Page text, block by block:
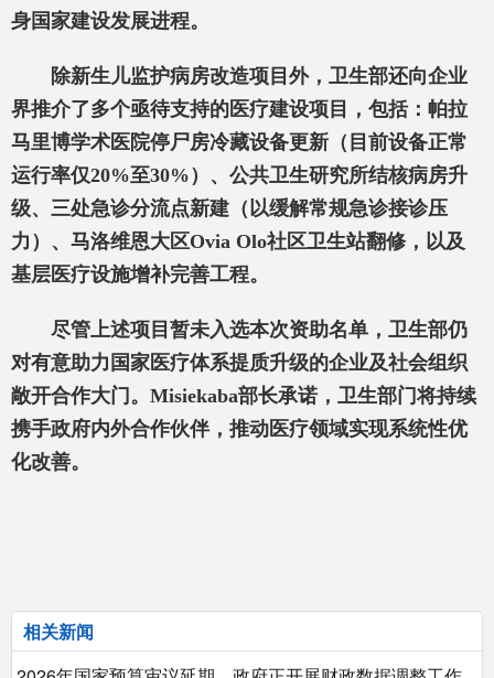
身国家建设发展进程。
除新生儿监护病房改造项目外，卫生部还向企业
界推介了多个亟待支持的医疗建设项目，包括：帕拉
马里博学术医院停尸房冷藏设备更新（目前设备正常
运行率仅20%至30%）、公共卫生研究所结核病房升
级、三处急诊分流点新建（以缓解常规急诊接诊压
力）、马洛维恩大区Ovia Olo社区卫生站翻修，以及
基层医疗设施增补完善工程。
尽管上述项目暂未入选本次资助名单，卫生部仍
对有意助力国家医疗体系提质升级的企业及社会组织
敞开合作大门。Misiekaba部长承诺，卫生部门将持续
携手政府内外合作伙伴，推动医疗领域实现系统性优
化改善。
相关新闻